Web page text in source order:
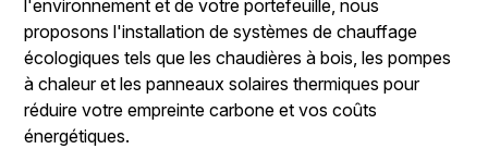
l'environnement et de votre portefeuille, nous
proposons l'installation de systèmes de chauffage
écologiques tels que les chaudières à bois, les pompes
à chaleur et les panneaux solaires thermiques pour
réduire votre empreinte carbone et vos coûts
énergétiques.